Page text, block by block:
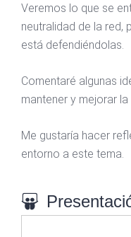
Veremos lo que se
neutralidad de la red,
está defendiéndolas.
Comentaré algunas
mantener y mejorar
Me gustaría hacer
entorno a este tema.